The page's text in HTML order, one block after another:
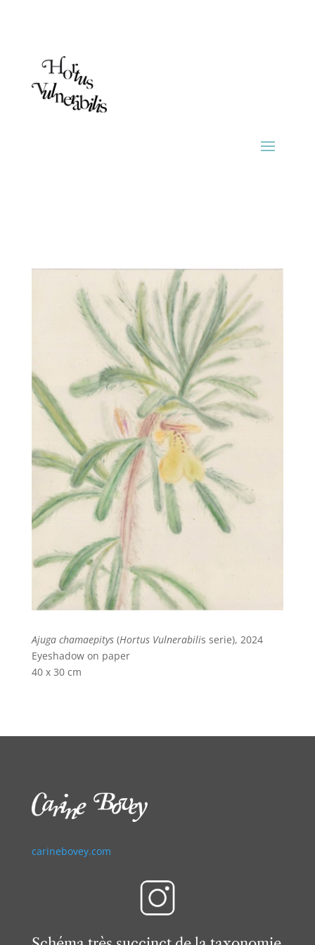
Ajuga chamaepitys(Hortus Vulnerabilis serie), 2024
Eyeshadow on paper
40 x 30 cm
carinebovey.com